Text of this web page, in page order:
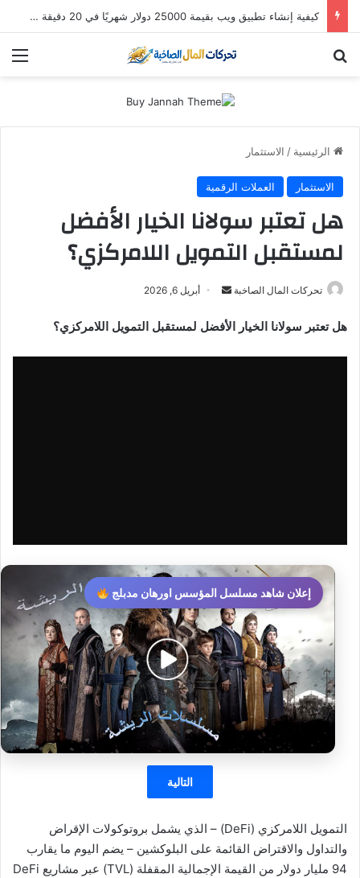
استثمار “سالك” في 2026: هل لا تزال أسهم دبي الذهبية تُدر أرباحاً؟ (دليل التوزيعات والعوائد)
الرئيسية / الاستثمار
الاستثمار العملات الرقمية
هل تعتبر سولانا الخيار الأفضل
لمستقبل التمويل اللامركزي؟
تحركات المال الصاخبة
أرسل
إلكترونيا
أبريل 6, 2026
هل تعتبر سولانا الخيار الأفضل لمستقبل التمويل اللامركزي؟
إعلان شاهد مسلسل المؤسس اورهان مدبلج
التالية
التمويل اللامركزي (DeFi) – الذي يشمل بروتوكولات الإقراض
والتداول والاقتراض القائمة على البلوكشين – يضم اليوم ما يقارب
94 مليار دولار من القيمة الإجمالية المقفلة (TVL) عبر مشاريع DeFi